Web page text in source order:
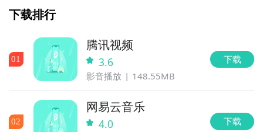
下载排行
01
腾讯视频
3.6
影音播放 148.55MB
下载
02
网易云音乐
4.0 下载